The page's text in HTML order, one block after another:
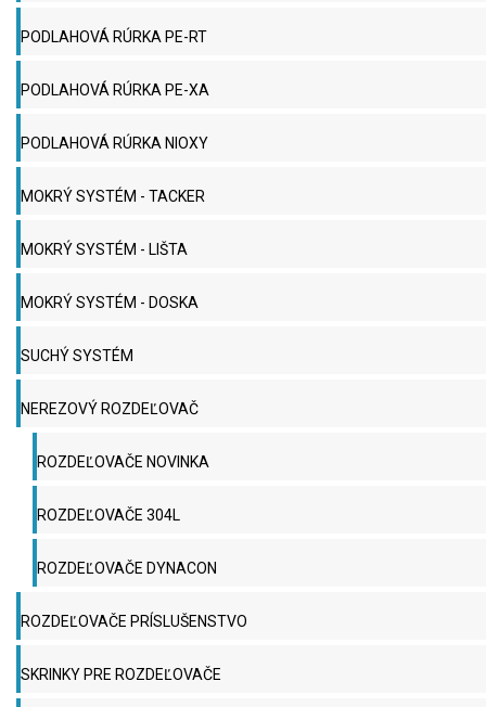
PODLAHOVÁ RÚRKA PE-RT
PODLAHOVÁ RÚRKA PE-XA
PODLAHOVÁ RÚRKA NIOXY
MOKRÝ SYSTÉM - TACKER
MOKRÝ SYSTÉM - LIŠTA
MOKRÝ SYSTÉM - DOSKA
SUCHÝ SYSTÉM
NEREZOVÝ ROZDEĽOVAČ
ROZDEĽOVAČE NOVINKA
ROZDEĽOVAČE 304L
ROZDEĽOVAČE DYNACON
ROZDEĽOVAČE PRÍSLUŠENSTVO
SKRINKY PRE ROZDEĽOVAČE